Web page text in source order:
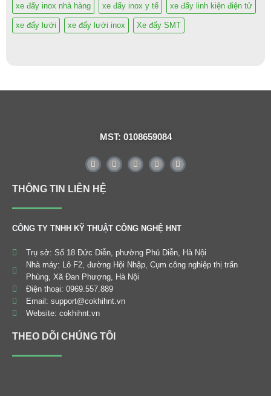
xe đẩy inox nhà hàng xe đẩy inox y tế xe đẩy linh kiện điện tử
xe đẩy lưới xe đẩy lưới inox Xe đẩy SMT
MST: 0108659084
THÔNG TIN LIÊN HỆ
CÔNG TY TNHH KỸ THUẬT CÔNG NGHỆ HNT
Trụ sở: Số 18 Đức Diễn, phường Phú Diễn, Hà Nội
Nhà máy: Lô F2, đường Hội Nhập, Cụm công nghiệp thị trấn
Phùng, Xã Đan Phượng, Hà Nội
Điện thoại: 0969.557.889
Email: support@cokhihnt.vn
Website: cokhihnt.vn
THEO DÕI CHÚNG TÔI